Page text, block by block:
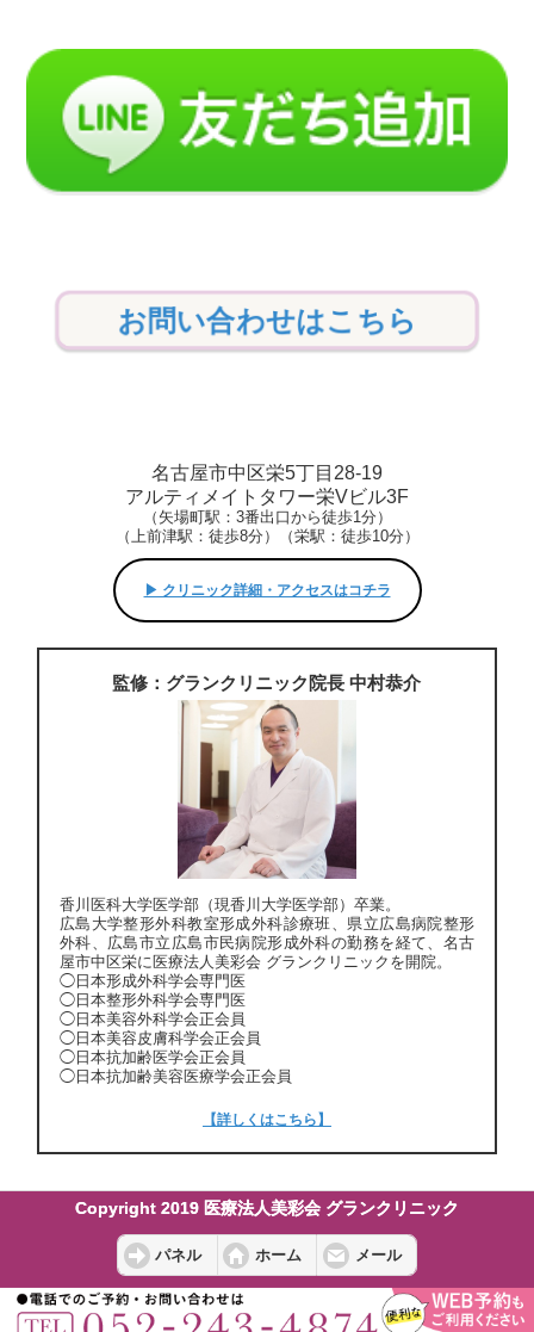
お問い合わせはこちら
名古屋市中区栄5丁目28-19
アルティメイトタワー栄Vビル3F
（矢場町駅：3番出口から徒歩1分）
（上前津駅：徒歩8分）（栄駅：徒歩10分）
▶︎ クリニック詳細・アクセスはコチラ
監修：グランクリニック院長 中村恭介
香川医科大学医学部（現香川大学医学部）卒業。
広島大学整形外科教室形成外科診療班、県立広島病院整形
外科、広島市立広島市民病院形成外科の勤務を経て、名古
屋市中区栄に医療法人美彩会 グランクリニックを開院。
◯日本形成外科学会専門医
◯日本整形外科学会専門医
◯日本美容外科学会正会員
◯日本美容皮膚科学会正会員
◯日本抗加齢医学会正会員
◯日本抗加齢美容医療学会正会員
【詳しくはこちら】
Copyright 2019 医療法人美彩会 グランクリニック
パネル ホーム メール